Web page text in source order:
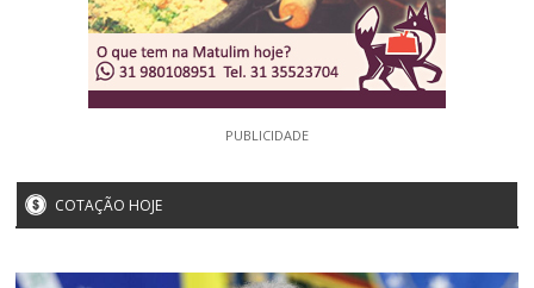
PUBLICIDADE
COTAÇÃO HOJE